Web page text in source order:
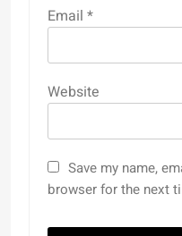
Email *
Website
Save my name,
browser for the next